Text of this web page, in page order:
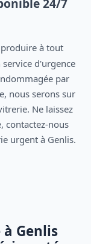
d'urgence
par
nous serons sur
Ne laissez
contactez-nous
urgent à Genlis.
Genlis